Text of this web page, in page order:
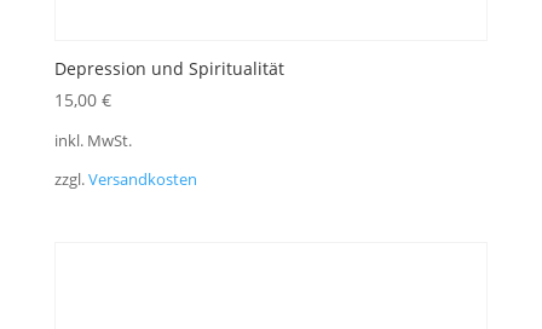
Depression und Spiritualität
15,00 €
inkl. MwSt.
zzgl.Versandkosten